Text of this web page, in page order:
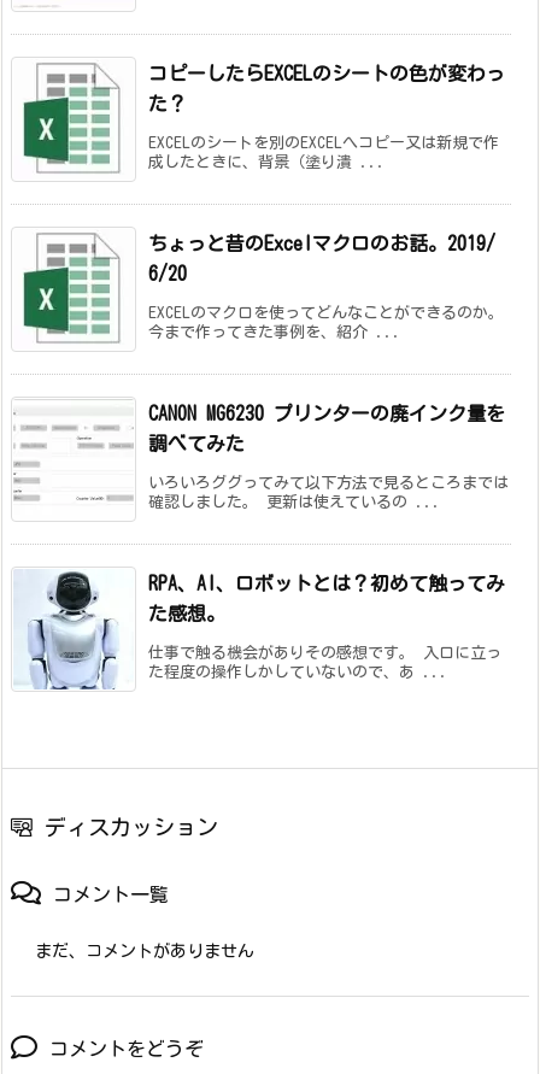
コピーしたらEXCELのシートの色が変わっ
た？
EXCELのシートを別のEXCELへコピー又は新規で作
成したときに、背景（塗り潰 ...
ちょっと昔のExcelマクロのお話。2019/
6/20
EXCELのマクロを使ってどんなことができるのか。
今まで作ってきた事例を、紹介 ...
CANON MG6230 プリンターの廃インク量を
調べてみた
いろいろググってみて以下方法で見るところまでは
確認しました。 更新は使えているの ...
RPA、AI、ロボットとは？初めて触ってみ
た感想。
仕事で触る機会がありその感想です。 入口に立っ
た程度の操作しかしていないので、あ ...
ディスカッション
コメント一覧
まだ、コメントがありません
コメントをどうぞ